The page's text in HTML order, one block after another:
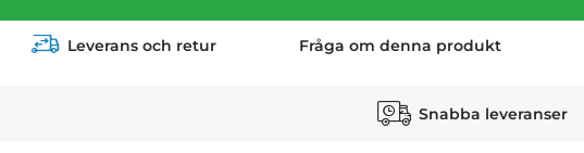
Leverans och retur Fråga om denna produkt
Snabba leveranser